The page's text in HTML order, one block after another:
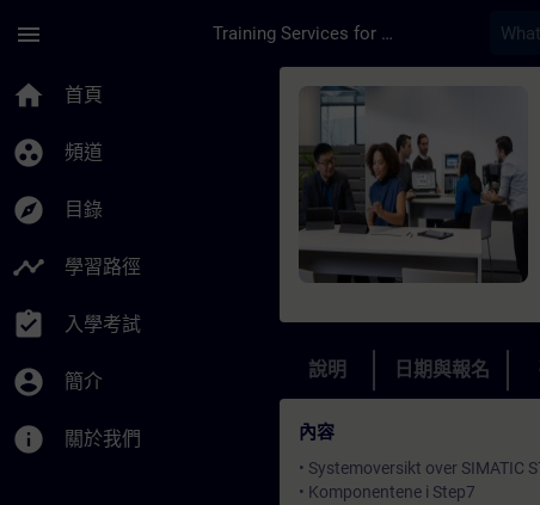
menu Training Services for Digital Industries
home 首頁
group_work 頻道
explore 目錄
timeline 學習路徑
assignment_turned_in 入學考試
account_circle 簡介
info 關於我們
課程 - Online:
說明 日期與報名
內容
• Systemoversikt over SIMATIC
• Komponentene i Step7